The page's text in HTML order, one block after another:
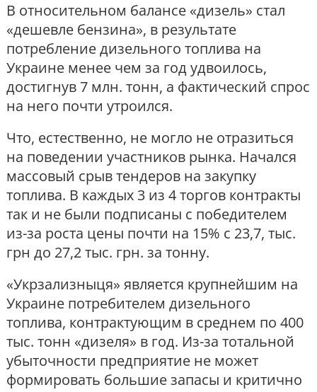
В относительном балансе «дизель» стал
«дешевле бензина», в результате
потребление дизельного топлива на
Украине менее чем за год удвоилось,
достигнув 7 млн. тонн, а фактический спрос
на него почти утроился.
Что, естественно, не могло не отразиться
на поведении участников рынка. Начался
массовый срыв тендеров на закупку
топлива. В каждых 3 из 4 торгов контракты
так и не были подписаны с победителем
из-за роста цены почти на 15% с 23,7, тыс.
грн до 27,2 тыс. грн. за тонну.
«Укрзализныця» является крупнейшим на
Украине потребителем дизельного
топлива, контрактующим в среднем по 400
тыс. тонн «дизеля» в год. Из-за тотальной
убыточности предприятие не может
формировать большие запасы и критично